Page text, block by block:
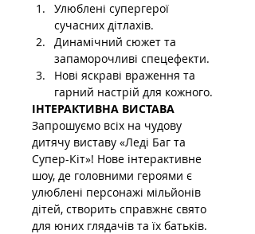
Улюблені супергерої
сучасних дітлахів.
Динамічний сюжет та
запаморочливі спецефекти.
Нові яскраві враження та
гарний настрій для кожного.
ІНТЕРАКТИВНА ВИСТАВА
Запрошуємо всіх на чудову
дитячу виставу «Леді Баг та
Супер-Кіт»! Нове інтерактивне
шоу, де головними героями є
улюблені персонажі мільйонів
дітей, створить справжнє свято
для юних глядачів та їх батьків.